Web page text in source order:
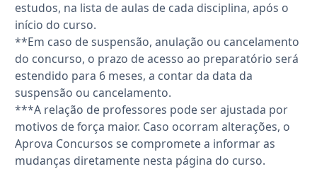
estudos, na lista de aulas de cada disciplina, após o
início do curso.
**Em caso de suspensão, anulação ou cancelamento
do concurso, o prazo de acesso ao preparatório será
estendido para 6 meses, a contar da data da
suspensão ou cancelamento.
***A relação de professores pode ser ajustada por
motivos de força maior. Caso ocorram alterações, o
Aprova Concursos se compromete a informar as
mudanças diretamente nesta página do curso.